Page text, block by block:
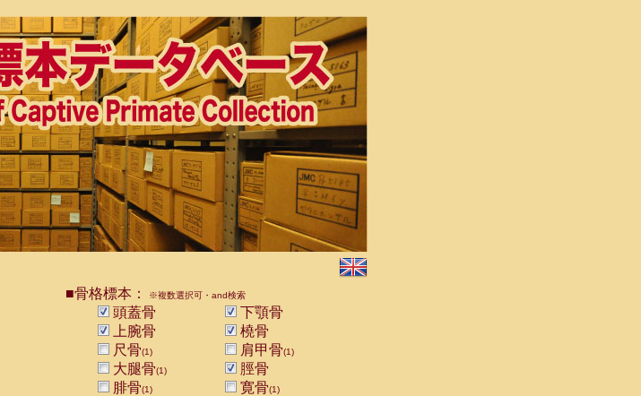
■骨格標本： ※複数選択可・and検索
頭蓋骨
下顎骨
上腕骨
橈骨
尺骨(1) 肩甲骨(1)
大腿骨(1)
脛骨
腓骨(1) 寛骨(1)